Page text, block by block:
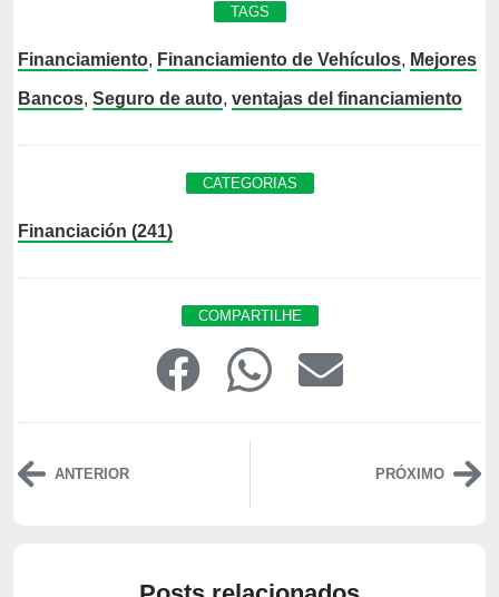
TAGS
Financiamiento, Financiamiento de Vehículos, Mejores
Bancos, Seguro de auto, ventajas del financiamiento
CATEGORIAS
Financiación (241)
COMPARTILHE
ANTERIOR PRÓXIMO